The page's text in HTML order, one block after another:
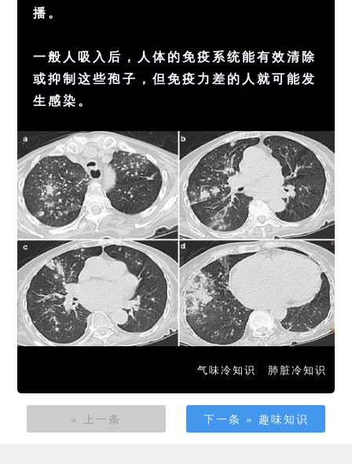
播。
一般人吸入后，人体的免疫系统能有效清除
或抑制这些孢子，但免疫力差的人就可能发
生感染。
气味冷知识 肺脏冷知识
« 上一条 下一条 » 趣味知识